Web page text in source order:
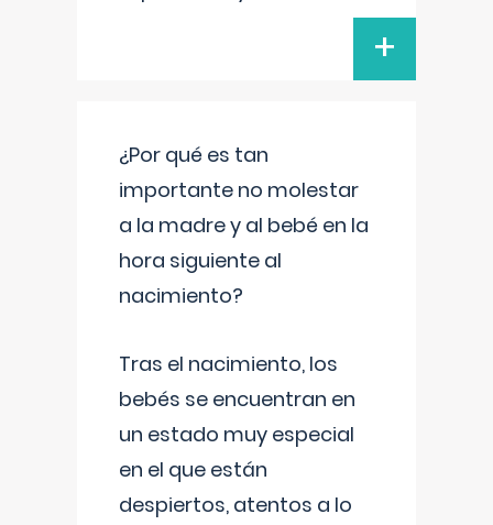
+
¿Por qué es tan
importante no molestar
a la madre y al bebé en la
hora siguiente al
nacimiento?
Tras el nacimiento, los
bebés se encuentran en
un estado muy especial
en el que están
despiertos, atentos a lo